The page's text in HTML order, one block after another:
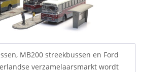
MB200 streekbussen en Ford
verzamelaarsmarkt wordt